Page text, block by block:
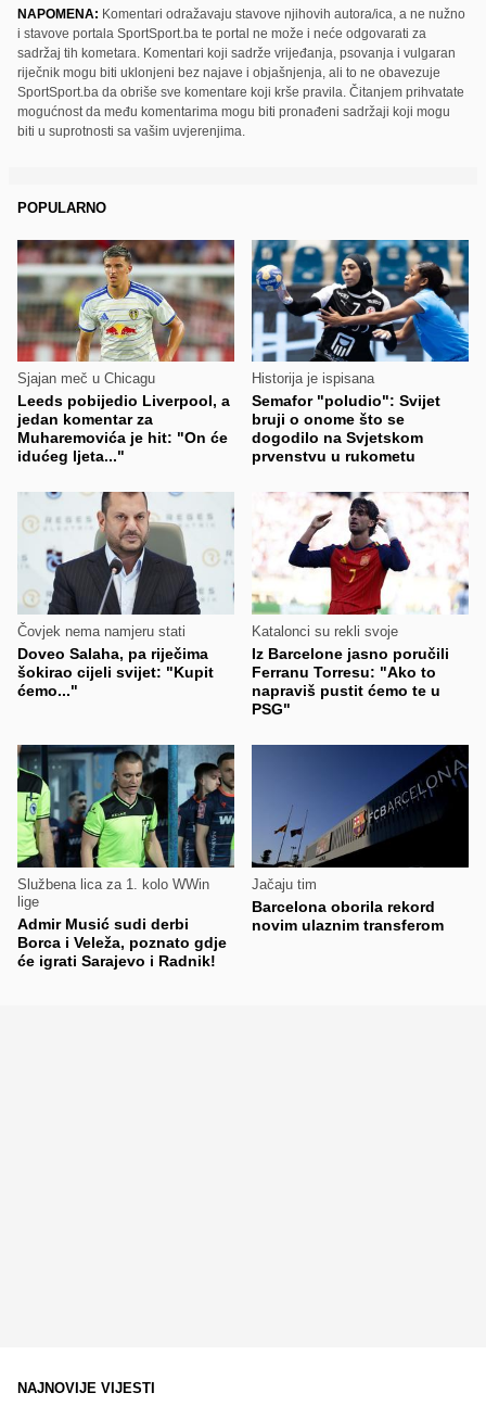
NAPOMENA: Komentari odražavaju stavove njihovih autora/ica, a ne nužno
i stavove portala SportSport.ba te portal ne može i neće odgovarati za
sadržaj tih kometara. Komentari koji sadrže vrijeđanja, psovanja i vulgaran
riječnik mogu biti uklonjeni bez najave i objašnjenja, ali to ne obavezuje
SportSport.ba da obriše sve komentare koji krše pravila. Čitanjem prihvatate
mogućnost da među komentarima mogu biti pronađeni sadržaji koji mogu
biti u suprotnosti sa vašim uvjerenjima.
POPULARNO
Sjajan meč u Chicagu
Leeds pobijedio Liverpool, a
jedan komentar za
Muharemovića je hit: "On će
idućeg ljeta..."
Historija je ispisana
Semafor "poludio": Svijet
bruji o onome što se
dogodilo na Svjetskom
prvenstvu u rukometu
Čovjek nema namjeru stati
Doveo Salaha, pa riječima
šokirao cijeli svijet: "Kupit
ćemo..."
Katalonci su rekli svoje
Iz Barcelone jasno poručili
Ferranu Torresu: "Ako to
napraviš pustit ćemo te u
PSG"
Službena lica za 1. kolo WWin
lige
Admir Musić sudi derbi
Borca i Veleža, poznato gdje
će igrati Sarajevo i Radnik!
Jačaju tim
Barcelona oborila rekord
novim ulaznim transferom
NAJNOVIJE VIJESTI